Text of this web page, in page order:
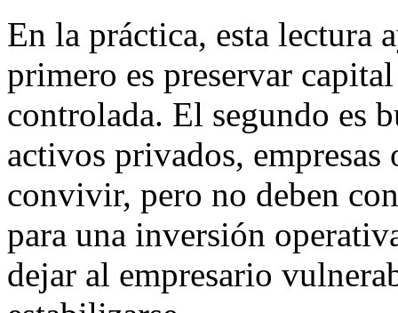
En la práctica, esta lectura
primero es preservar
controlada. El segundo es
activos privados, empresas
convivir, pero no deben
para una inversión
dejar al empresario